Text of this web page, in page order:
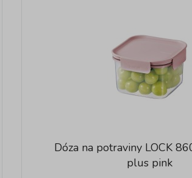
Dóza na potraviny LOCK
plus pink